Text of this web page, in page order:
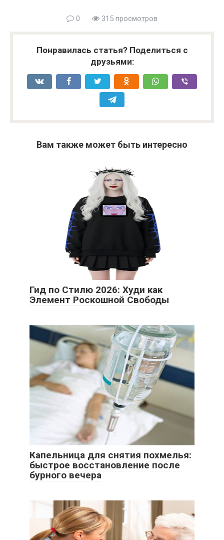
0 315 просмотров
Понравилась статья? Поделиться с
друзьями:
Вам также может быть интересно
Гид по Стилю 2026: Худи как
Элемент Роскошной Свободы
Капельница для снятия похмелья:
быстрое восстановление после
бурного вечера